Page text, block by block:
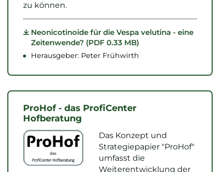
zu können.
Neonicotinoide für die Vespa velutina - eine
Zeitenwende? (PDF 0.33 MB)
Herausgeber: Peter Frühwirth
ProHof - das ProfiCenter
Hofberatung
Das Konzept und
Strategiepapier "ProHof"
umfasst die
Weiterentwicklung der